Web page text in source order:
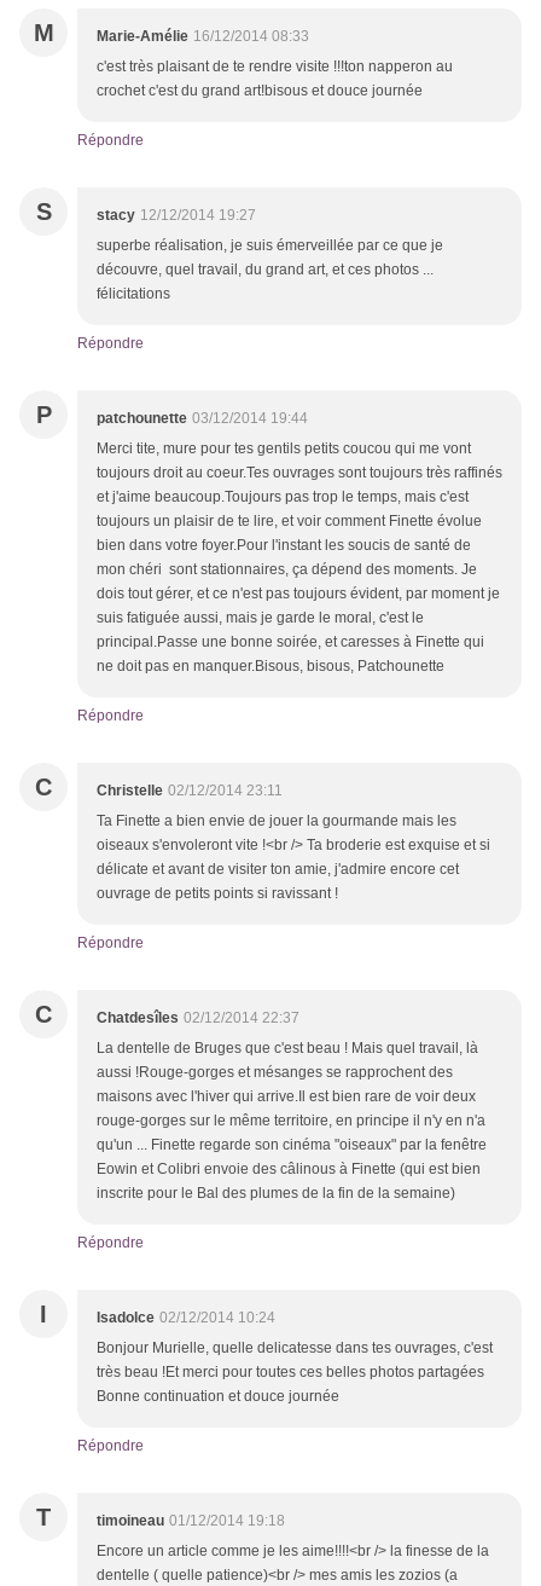
M Marie-Amélie 16/12/2014 08:33
c'est très plaisant de te rendre visite !!!ton napperon au
crochet c'est du grand art!bisous et douce journée
Répondre
S stacy 12/12/2014 19:27
superbe réalisation, je suis émerveillée par ce que je
découvre, quel travail, du grand art, et ces photos ...
félicitations
Répondre
P patchounette 03/12/2014 19:44
Merci tite, mure pour tes gentils petits coucou qui me vont
toujours droit au coeur.Tes ouvrages sont toujours très raffinés
et j'aime beaucoup.Toujours pas trop le temps, mais c'est
toujours un plaisir de te lire, et voir comment Finette évolue
bien dans votre foyer.Pour l'instant les soucis de santé de
mon chéri sont stationnaires, ça dépend des moments. Je
dois tout gérer, et ce n'est pas toujours évident, par moment je
suis fatiguée aussi, mais je garde le moral, c'est le
principal.Passe une bonne soirée, et caresses à Finette qui
ne doit pas en manquer.Bisous, bisous, Patchounette
Répondre
C Christelle 02/12/2014 23:11
Ta Finette a bien envie de jouer la gourmande mais les
oiseaux s'envoleront vite !<br /> Ta broderie est exquise et si
délicate et avant de visiter ton amie, j'admire encore cet
ouvrage de petits points si ravissant !
Répondre
C Chatdesîles 02/12/2014 22:37
La dentelle de Bruges que c'est beau ! Mais quel travail, là
aussi !Rouge-gorges et mésanges se rapprochent des
maisons avec l'hiver qui arrive.Il est bien rare de voir deux
rouge-gorges sur le même territoire, en principe il n'y en n'a
qu'un ... Finette regarde son cinéma "oiseaux" par la fenêtre
Eowin et Colibri envoie des câlinous à Finette (qui est bien
inscrite pour le Bal des plumes de la fin de la semaine)
Répondre
I Isadolce 02/12/2014 10:24
Bonjour Murielle, quelle delicatesse dans tes ouvrages, c'est
très beau !Et merci pour toutes ces belles photos partagées
Bonne continuation et douce journée
Répondre
T timoineau 01/12/2014 19:18
Encore un article comme je les aime!!!!<br /> la finesse de la
dentelle ( quelle patience)<br /> mes amis les zozios (a